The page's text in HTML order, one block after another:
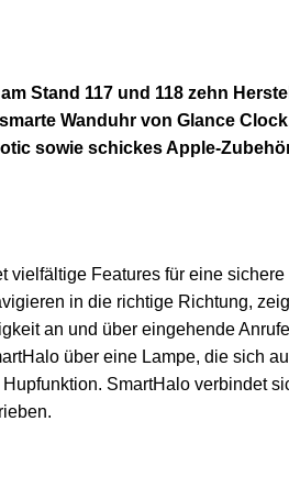
Stand 117 und 118 zehn
Wanduhr von Glance
sowie schickes Apple-
vielfältige Features für eine sichere
in die richtige Richtung,
an und über eingehende
über eine Lampe, die sich
SmartHalo verbindet